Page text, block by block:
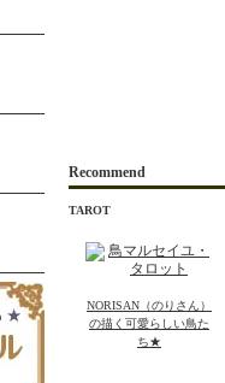
Recommend
TAROT
NORISAN（のりさん）
の描く可愛らしい鳥た
ち★